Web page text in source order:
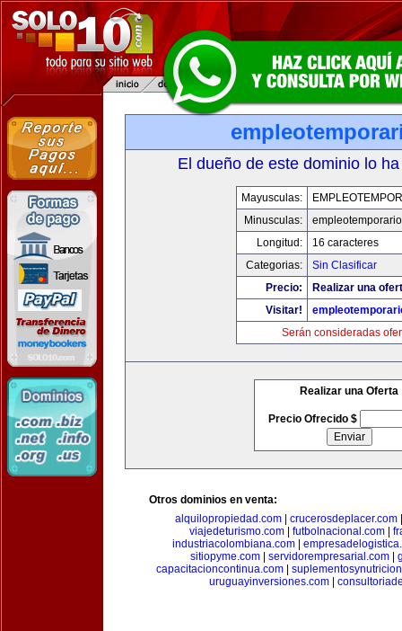
El dueño de este dominio lo
Mayusculas:
Minusculas:
Longitud:
16 caracteres
Categorias:
Sin Clasificar
Precio:
Realizar una
Visitar!
Serán consideradas
Realizar una Oferta
Precio Ofrecido $
Otros dominios en venta:
alquilopropiedad.com| crucerosdeplacer.com
viajedeturismo.com| futbolnacional.com|
industriacolombiana.com|
sitiopyme.com| servidorempresarial.com|
capacitacioncontinua.com
uruguayinversiones.com